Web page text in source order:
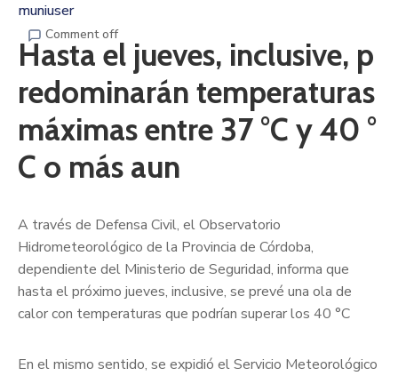
muniuser
Comment off
Hasta el jueves, inclusive, p
redominarán temperaturas
máximas entre 37 °C y 40 °
C o más aun
A través de Defensa Civil, el Observatorio
Hidrometeorológico de la Provincia de Córdoba,
dependiente del Ministerio de Seguridad, informa que
hasta el próximo jueves, inclusive, se prevé una ola de
calor con temperaturas que podrían superar los 40 °C
En el mismo sentido, se expidió el Servicio Meteorológico